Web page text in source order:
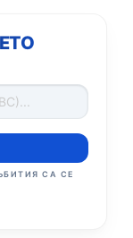
СА СЕ